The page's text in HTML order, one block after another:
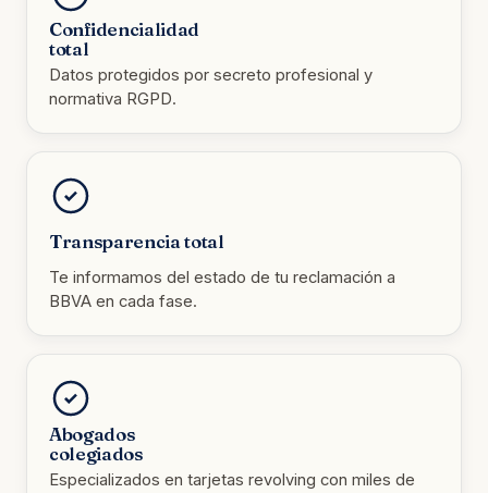
Confidencialidad
total
Datos protegidos por secreto profesional y
normativa RGPD.
Transparencia total
Te informamos del estado de tu reclamación a
BBVA en cada fase.
Abogados
colegiados
Especializados en tarjetas revolving con miles de